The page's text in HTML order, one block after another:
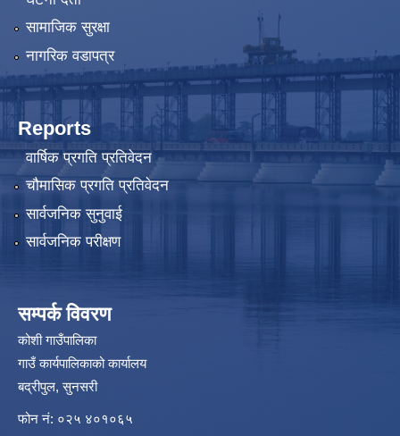
सामाजिक सुरक्षा
नागरिक वडापत्र
Reports
वार्षिक प्रगति प्रतिवेदन
चौमासिक प्रगति प्रतिवेदन
सार्वजनिक सुनुवाई
सार्वजनिक परीक्षण
सम्पर्क विवरण
कोशी गाउँपालिका
गाउँ कार्यपालिकाको कार्यालय
बद्रीपुल, सुनसरी
फोन नं: ०२५ ४०१०६५